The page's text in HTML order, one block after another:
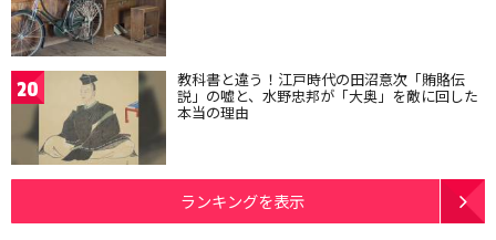
20 教科書と違う！江戸時代の田沼意次「賄賂伝
説」の嘘と、水野忠邦が「大奥」を敵に回した
本当の理由
ランキングを表示